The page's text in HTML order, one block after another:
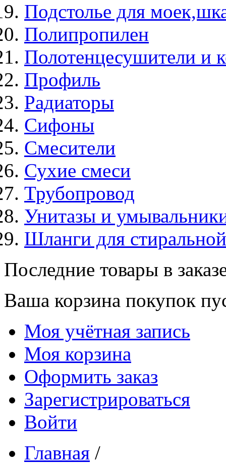
Подстолье для
Полипропилен
Полотенцесушители и
Профиль
Радиаторы
Сифоны
Смесители
Сухие смеси
Трубопровод
Унитазы и
Шланги для
Последние товары в
Ваша корзина покупок
Моя учётная запись
Моя корзина
Оформить заказ
Зарегистрироваться
Войти
Главная /